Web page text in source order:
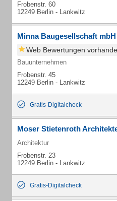
Frobenstr. 60
12249 Berlin - Lankwitz
Minna Baugesellschaft mbH
Web Bewertungen
Bauunternehmen
Frobenstr. 45
12249 Berlin - Lankwitz
Gratis-Digitalcheck
Moser Stietenroth
Architektur
Frobenstr. 23
12249 Berlin - Lankwitz
Gratis-Digitalcheck